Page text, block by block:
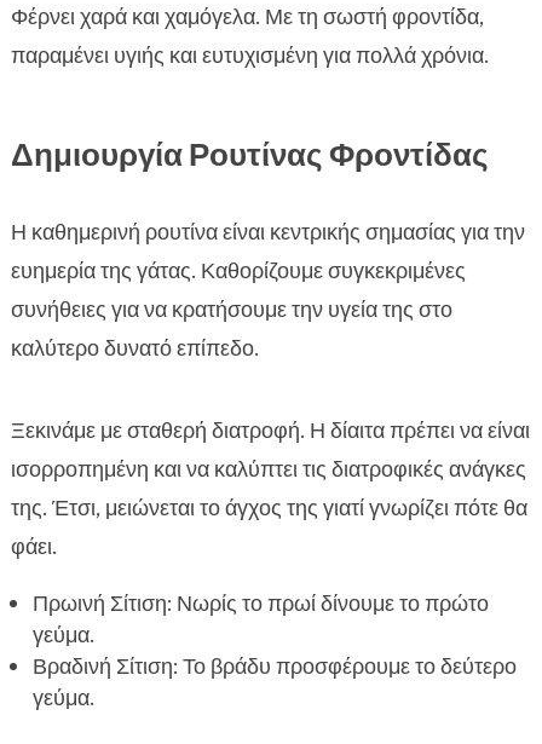
Φέρνει χαρά και χαμόγελα. Με τη σωστή φροντίδα,
παραμένει υγιής και ευτυχισμένη για πολλά χρόνια.
Δημιουργία Ρουτίνας Φροντίδας
Η καθημερινή ρουτίνα είναι κεντρικής σημασίας για την
ευημερία της γάτας. Καθορίζουμε συγκεκριμένες
συνήθειες για να κρατήσουμε την υγεία της στο
καλύτερο δυνατό επίπεδο.
Ξεκινάμε με σταθερή διατροφή. Η δίαιτα πρέπει να είναι
ισορροπημένη και να καλύπτει τις διατροφικές ανάγκες
της. Έτσι, μειώνεται το άγχος της γιατί γνωρίζει πότε θα
φάει.
Πρωινή Σίτιση: Νωρίς το πρωί δίνουμε το πρώτο
γεύμα.
Βραδινή Σίτιση: Το βράδυ προσφέρουμε το δεύτερο
γεύμα.